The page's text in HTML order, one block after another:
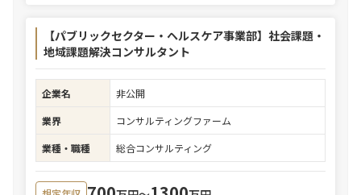
【パブリックセクター・ヘルスケア事業部】社会課題・
地域課題解決コンサルタント
企業名
非公開
業界
コンサルティングファーム
業種・職種
総合コンサルティング